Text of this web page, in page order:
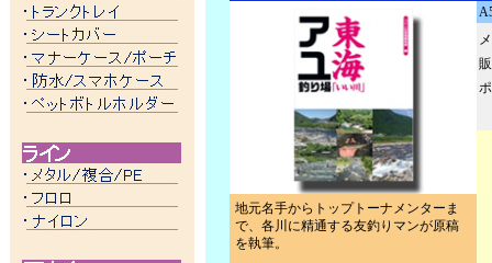
地元名手からトップトーナメンターま
で、各川に精通する友釣りマンが原稿
を執筆。